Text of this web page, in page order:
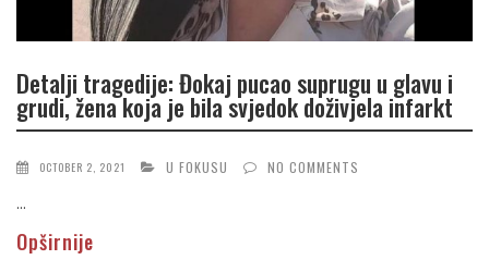
Detalji tragedije: Đokaj pucao suprugu u glavu i
grudi, žena koja je bila svjedok doživjela infarkt
OCTOBER 2, 2021 U FOKUSU NO COMMENTS
...
Opširnije